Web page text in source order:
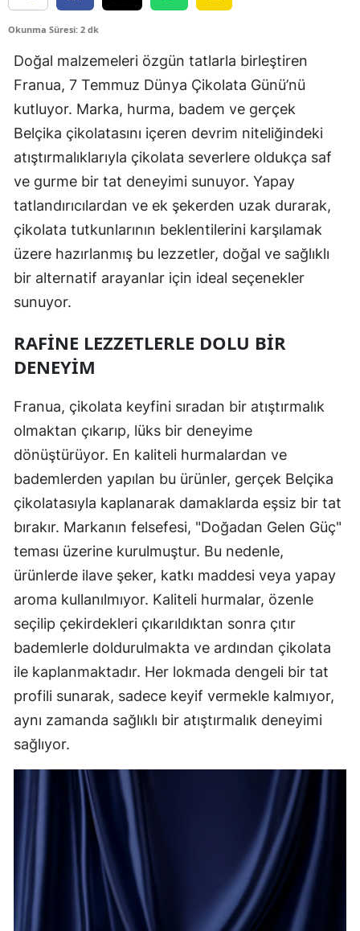
Okunma Süresi: 2 dk
Doğal malzemeleri özgün tatlarla birleştiren
Franua, 7 Temmuz Dünya Çikolata Günü’nü
kutluyor. Marka, hurma, badem ve gerçek
Belçika çikolatasını içeren devrim niteliğindeki
atıştırmalıklarıyla çikolata severlere oldukça saf
ve gurme bir tat deneyimi sunuyor. Yapay
tatlandırıcılardan ve ek şekerden uzak durarak,
çikolata tutkunlarının beklentilerini karşılamak
üzere hazırlanmış bu lezzetler, doğal ve sağlıklı
bir alternatif arayanlar için ideal seçenekler
sunuyor.
RAFINE LEZZETLERLE DOLU BIR
DENEYIM
Franua, çikolata keyfini sıradan bir atıştırmalık
olmaktan çıkarıp, lüks bir deneyime
dönüştürüyor. En kaliteli hurmalardan ve
bademlerden yapılan bu ürünler, gerçek Belçika
çikolatasıyla kaplanarak damaklarda eşsiz bir tat
bırakır. Markanın felsefesi, "Doğadan Gelen Güç"
teması üzerine kurulmuştur. Bu nedenle,
ürünlerde ilave şeker, katkı maddesi veya yapay
aroma kullanılmıyor. Kaliteli hurmalar, özenle
seçilip çekirdekleri çıkarıldıktan sonra çıtır
bademlerle doldurulmakta ve ardından çikolata
ile kaplanmaktadır. Her lokmada dengeli bir tat
profili sunarak, sadece keyif vermekle kalmıyor,
aynı zamanda sağlıklı bir atıştırmalık deneyimi
sağlıyor.